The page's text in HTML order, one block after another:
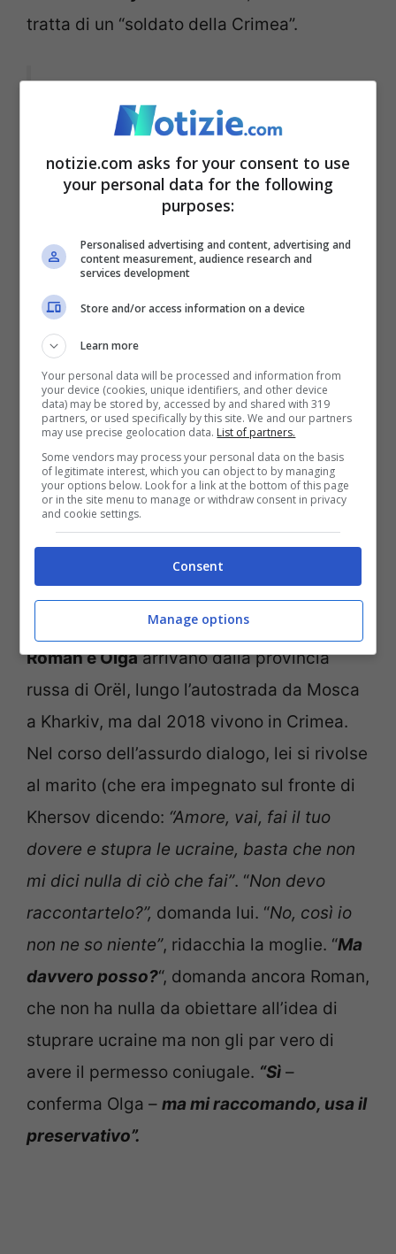
tratta di un “soldato della Crimea”.
Sickening verified phone call of
a Russian soldier whose wife
gives him “permission” to rape
Ukrainian women and then they
both laugh about it.
There is a special place in hell
waiting for them both
pic.twitter.com/nNYDWJNSZl
— Emily Schrader – אמילי שריידר
(@emilykschrader)April 15,
2022
Roman e Olgaarrivano dalla provincia
russa di Orël, lungo l’autostrada da Mosca
a Kharkiv, ma dal 2018 vivono in Crimea.
Nel corso dell’assurdo dialogo, lei si rivolse
al marito (che era impegnato sul fronte di
Khersov dicendo: “Amore, vai, fai il tuo
dovere e stupra le ucraine, basta che non
mi dici nulla di ciò che fai”. “Non devo
raccontartelo?”, domanda lui. “No, così io
non ne so niente”, ridacchia la moglie. “Ma
davvero posso?“, domanda ancora Roman,
che non ha nulla da obiettare all’idea di
stuprare ucraine ma non gli par vero di
avere il permesso coniugale. “Sì –
conferma Olga – ma mi raccomando, usa il
preservativo”.
notizie.com asks for your consent to use
your personal data for the following
purposes:
Personalised advertising and content, advertising and
content measurement, audience research and
services development
Store and/or access information on a device
Learn more
Your personal data will be processed and information from
your device (cookies, unique identifiers, and other device
data) may be stored by, accessed by and shared with 319
partners, or used specifically by this site. We and our partners
may use precise geolocation data. List of partners.
Some vendors may process your personal data on the basis
of legitimate interest, which you can object to by managing
your options below. Look for a link at the bottom of this page
or in the site menu to manage or withdraw consent in privacy
and cookie settings.
Consent
Manage options